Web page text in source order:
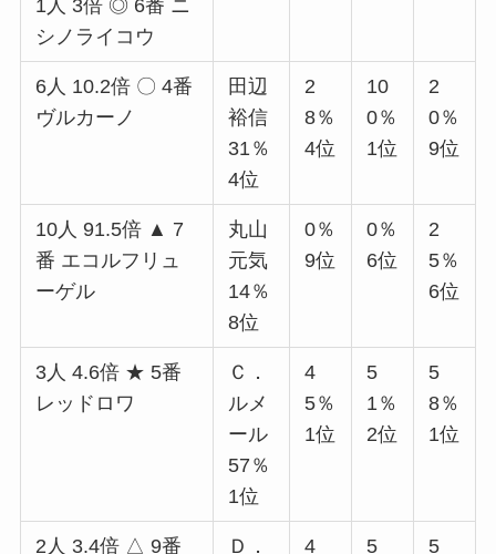
1人 3倍 ◎ 6番 ニ
シノライコウ
6人 10.2倍 〇 4番
ヴルカーノ
田辺
裕信
31％
4位
2
8％
4位
10
0％
1位
2
0％
9位
10人 91.5倍 ▲ 7
番 エコルフリュ
ーゲル
丸山
元気
14％
8位
0％
9位
0％
6位
2
5％
6位
3人 4.6倍 ★ 5番
レッドロワ
Ｃ．
ルメ
ール
57％
1位
4
5％
1位
5
1％
2位
5
8％
1位
2人 3.4倍 △ 9番
Ｄ．
4
5
5